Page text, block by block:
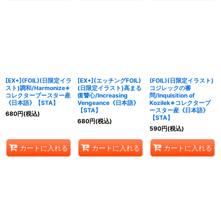
[EX+](FOIL)(日限定イラ
スト)調和/Harmonize※
コレクターブースター産
《日本語》【STA】
680円(税込)
カートに入れる
[EX+](エッチングFOIL)
(日限定イラスト)高まる
復讐心/Increasing
Vengeance《日本語》
【STA】
680円(税込)
カートに入れる
(FOIL)(日限定イラスト)
コジレックの審
問/Inquisition of
Kozilek※コレクターブ
ースター産《日本語》
【STA】
590円(税込)
カートに入れる